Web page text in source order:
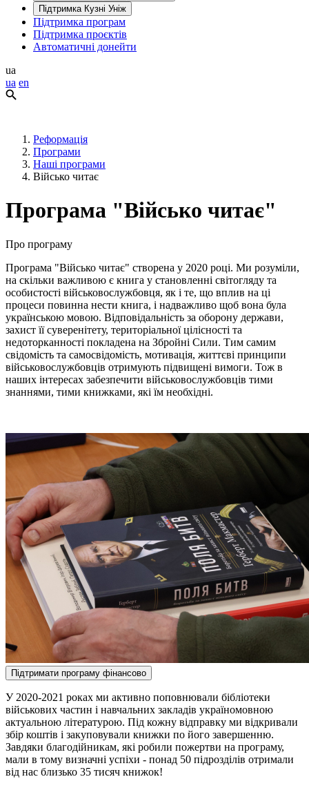
Підтримка Кузні Уніж
Підтримка програм
Підтримка проєктів
Автоматичні донейти
ua
ua en
Реформація
Програми
Наші програми
Військо читає
Програма "Військо читає"
Про програму
Програма "Військо читає" створена у 2020 році. Ми розуміли,
на скільки важливою є книга у становленні світогляду та
особистості військовослужбовця, як і те, що вплив на ці
процеси повинна нести книга, і надважливо щоб вона була
українською мовою. Відповідальність за оборону держави,
захист її суверенітету, територіальної цілісності та
недоторканності покладена на Збройні Сили. Тим самим
свідомість та самосвідомість, мотивація, життєві принципи
військовослужбовців отримують підвищені вимоги. Тож в
наших інтересах забезпечити військовослужбовців тими
знаннями, тими книжками, які їм необхідні.
У 2020-2021 роках ми активно поповнювали бібліотеки
військових частин і навчальних закладів україномовною
актуальною літературою. Під кожну відправку ми відкривали
збір коштів і закуповували книжки по його завершенню.
Завдяки благодійникам, які робили пожертви на програму,
мали в тому визначні успіхи - понад 50 підрозділів отримали
від нас близько 35 тисяч книжок!